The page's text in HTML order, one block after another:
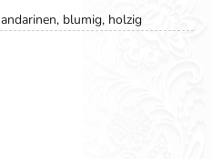
blumig, holzig